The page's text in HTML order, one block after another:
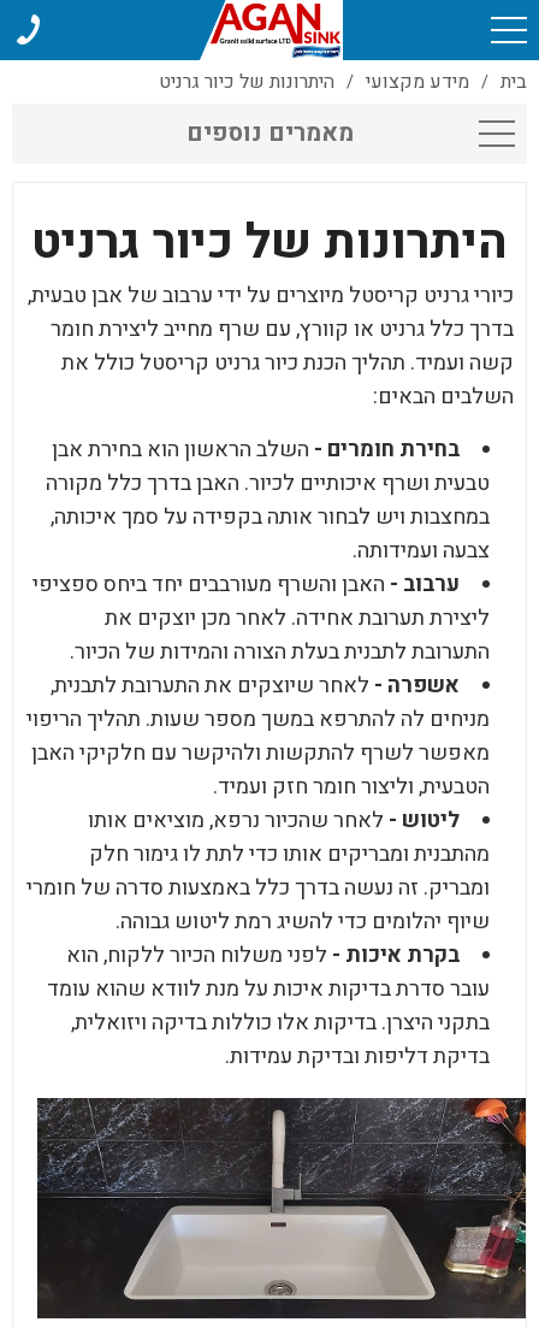
בית / מידע מקצועי / היתרונות של כיור גרניט
מאמרים נוספים
היתרונות של כיור גרניט
כיורי גרניט קריסטל מיוצרים על ידי ערבוב של אבן טבעית,
בדרך כלל גרניט או קוורץ, עם שרף מחייב ליצירת חומר
קשה ועמיד. תהליך הכנת כיור גרניט קריסטל כולל את
השלבים הבאים:
בחירת חומרים - השלב הראשון הוא בחירת אבן
טבעית ושרף איכותיים לכיור. האבן בדרך כלל מקורה
במחצבות ויש לבחור אותה בקפידה על סמך איכותה,
צבעה ועמידותה.
ערבוב - האבן והשרף מעורבבים יחד ביחס ספציפי
ליצירת תערובת אחידה. לאחר מכן יוצקים את
התערובת לתבנית בעלת הצורה והמידות של הכיור.
אשפרה - לאחר שיוצקים את התערובת לתבנית,
מניחים לה להתרפא במשך מספר שעות. תהליך הריפוי
מאפשר לשרף להתקשות ולהיקשר עם חלקיקי האבן
הטבעית, וליצור חומר חזק ועמיד.
ליטוש - לאחר שהכיור נרפא, מוציאים אותו
מהתבנית ומבריקים אותו כדי לתת לו גימור חלק
ומבריק. זה נעשה בדרך כלל באמצעות סדרה של חומרי
שיוף יהלומים כדי להשיג רמת ליטוש גבוהה.
בקרת איכות - לפני משלוח הכיור ללקוח, הוא
עובר סדרת בדיקות איכות על מנת לוודא שהוא עומד
בתקני היצרן. בדיקות אלו כוללות בדיקה ויזואלית,
בדיקת דליפות ובדיקת עמידות.